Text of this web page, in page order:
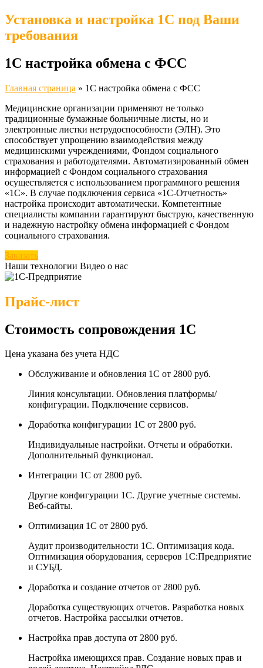
Установка и настройка 1С под Ваши
требования
1С настройка обмена с ФСС
Главная страница » 1С настройка обмена с ФСС
Медицинские организации применяют не только
традиционные бумажные больничные листы, но и
электронные листки нетрудоспособности (ЭЛН). Это
способствует упрощению взаимодействия между
медицинскими учреждениями, Фондом социального
страхования и работодателями. Автоматизированный обмен
информацией с Фондом социального страхования
осуществляется с использованием программного решения
«1С». В случае подключения сервиса «1С-Отчетность»
настройка происходит автоматически. Компетентные
специалисты компании гарантируют быструю, качественную
и надежную настройку обмена информацией с Фондом
социального страхования.
Заказать
Наши технологии Видео о нас
Прайс-лист
Стоимость сопровождения 1С
Цена указана без учета НДС
Обслуживание и обновления 1С от 2800 руб.
Линия консультации. Обновления платформы/
конфигурации. Подключение сервисов.
Доработка конфигурации 1С от 2800 руб.
Индивидуальные настройки. Отчеты и обработки.
Дополнительный функционал.
Интеграции 1С от 2800 руб.
Другие конфигурации 1С. Другие учетные системы.
Веб-сайты.
Оптимизация 1С от 2800 руб.
Аудит производительности 1С. Оптимизация кода.
Оптимизация оборудования, серверов 1С:Предприятие
и СУБД.
Доработка и создание отчетов от 2800 руб.
Доработка существующих отчетов. Разработка новых
отчетов. Настройка рассылки отчетов.
Настройка прав доступа от 2800 руб.
Настройка имеющихся прав. Создание новых прав и